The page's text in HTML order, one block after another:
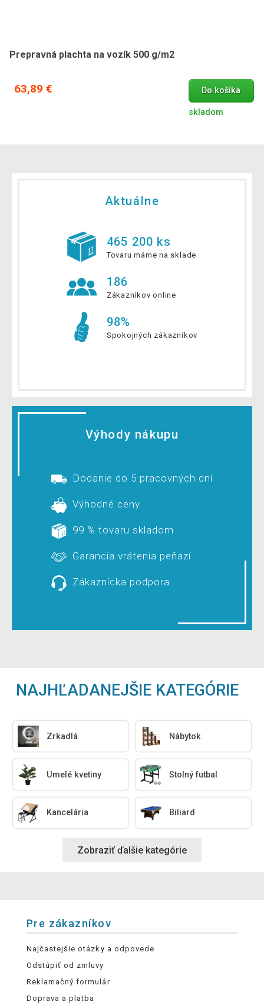
Prepravná plachta na vozík 500 g/m2
63,89 € Do košíka
skladom
Aktuálne
465 200 ks
Tovaru máme na sklade
186
Zákazníkov online
98%
Spokojných zákazníkov
Výhody nákupu
Dodanie do 5 pracovných dní
Výhodné ceny
99 % tovaru skladom
Garancia vrátenia peňazí
Zákaznícka podpora
NAJHĽADANEJŠIE KATEGÓRIE
Zrkadlá Nábytok
Umelé kvetiny Stolný futbal
Kancelária Biliard
Zobraziť ďalšie kategórie
Pre zákazníkov
Najčastejšie otázky a odpovede
Odstúpiť od zmluvy
Reklamačný formulár
Doprava a platba